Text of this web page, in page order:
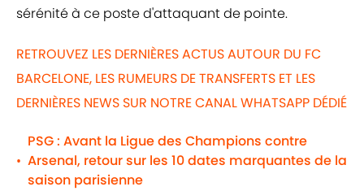
sérénité à ce poste d'attaquant de pointe.
RETROUVEZ LES DERNIÈRES ACTUS AUTOUR DU FC
BARCELONE, LES RUMEURS DE TRANSFERTS ET LES
DERNIÈRES NEWS SUR NOTRE CANAL WHATSAPP DÉDIÉ
•
PSG : Avant la Ligue des Champions contre
Arsenal, retour sur les 10 dates marquantes de la
saison parisienne